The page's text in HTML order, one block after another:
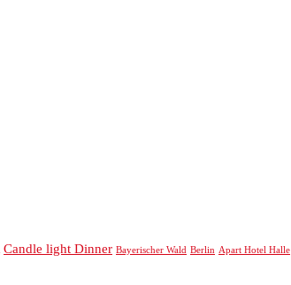
Candle light Dinner Bayerischer Wald Berlin Apart Hotel Halle